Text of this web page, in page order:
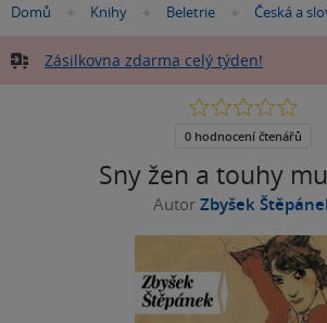
Nacházíte
zde:
Domů »
Knihy »
Beletrie »
Česká a
Zásilkovna zdarma celý týden!
Sny žen a touhy
Autor Zbyšek
0.0
5
0 hodnocení čtenářů